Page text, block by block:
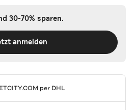
30-70% sparen.
anmelden
per DHL